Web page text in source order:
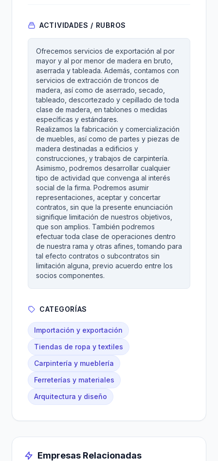
ACTIVIDADES / RUBROS
Ofrecemos servicios de exportación al por
mayor y al por menor de madera en bruto,
aserrada y tableada. Además, contamos con
servicios de extracción de troncos de
madera, así como de aserrado, secado,
tableado, descortezado y cepillado de toda
clase de madera, en tablones o medidas
específicas y estándares.
Realizamos la fabricación y comercialización
de muebles, así como de partes y piezas de
madera destinadas a edificios y
construcciones, y trabajos de carpintería.
Asimismo, podremos desarrollar cualquier
tipo de actividad que convenga al interés
social de la firma. Podremos asumir
representaciones, aceptar y concertar
contratos, sin que la presente enunciación
signifique limitación de nuestros objetivos,
que son amplios. También podremos
efectuar toda clase de operaciones dentro
de nuestra rama y otras afines, tomando para
tal efecto contratos o subcontratos sin
limitación alguna, previo acuerdo entre los
socios componentes.
CATEGORÍAS
Importación y exportación
Tiendas de ropa y textiles
Carpintería y mueblería
Ferreterías y materiales
Arquitectura y diseño
Empresas Relacionadas